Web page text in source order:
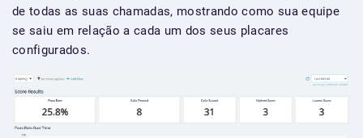
de todas as suas chamadas, mostrando como sua equipe
se saiu em relação a cada um dos seus placares
configurados.